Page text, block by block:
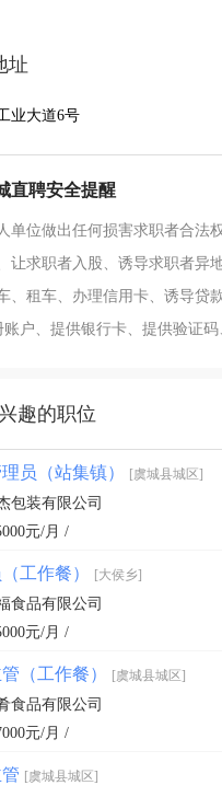
址
业大道6号
直聘安全提醒
单位做出任何损害求职者合法
让求职者入股、诱导求职者异
、租车、办理信用卡、诱导贷
账户、提供银行卡、提供验证
趣的职位
员（站集镇） [虞城县城区]
包装有限公司
元/月 /
工作餐） [大侯乡]
食品有限公司
元/月 /
（工作餐） [虞城县城区]
食品有限公司
元/月 /
[虞城县城区]